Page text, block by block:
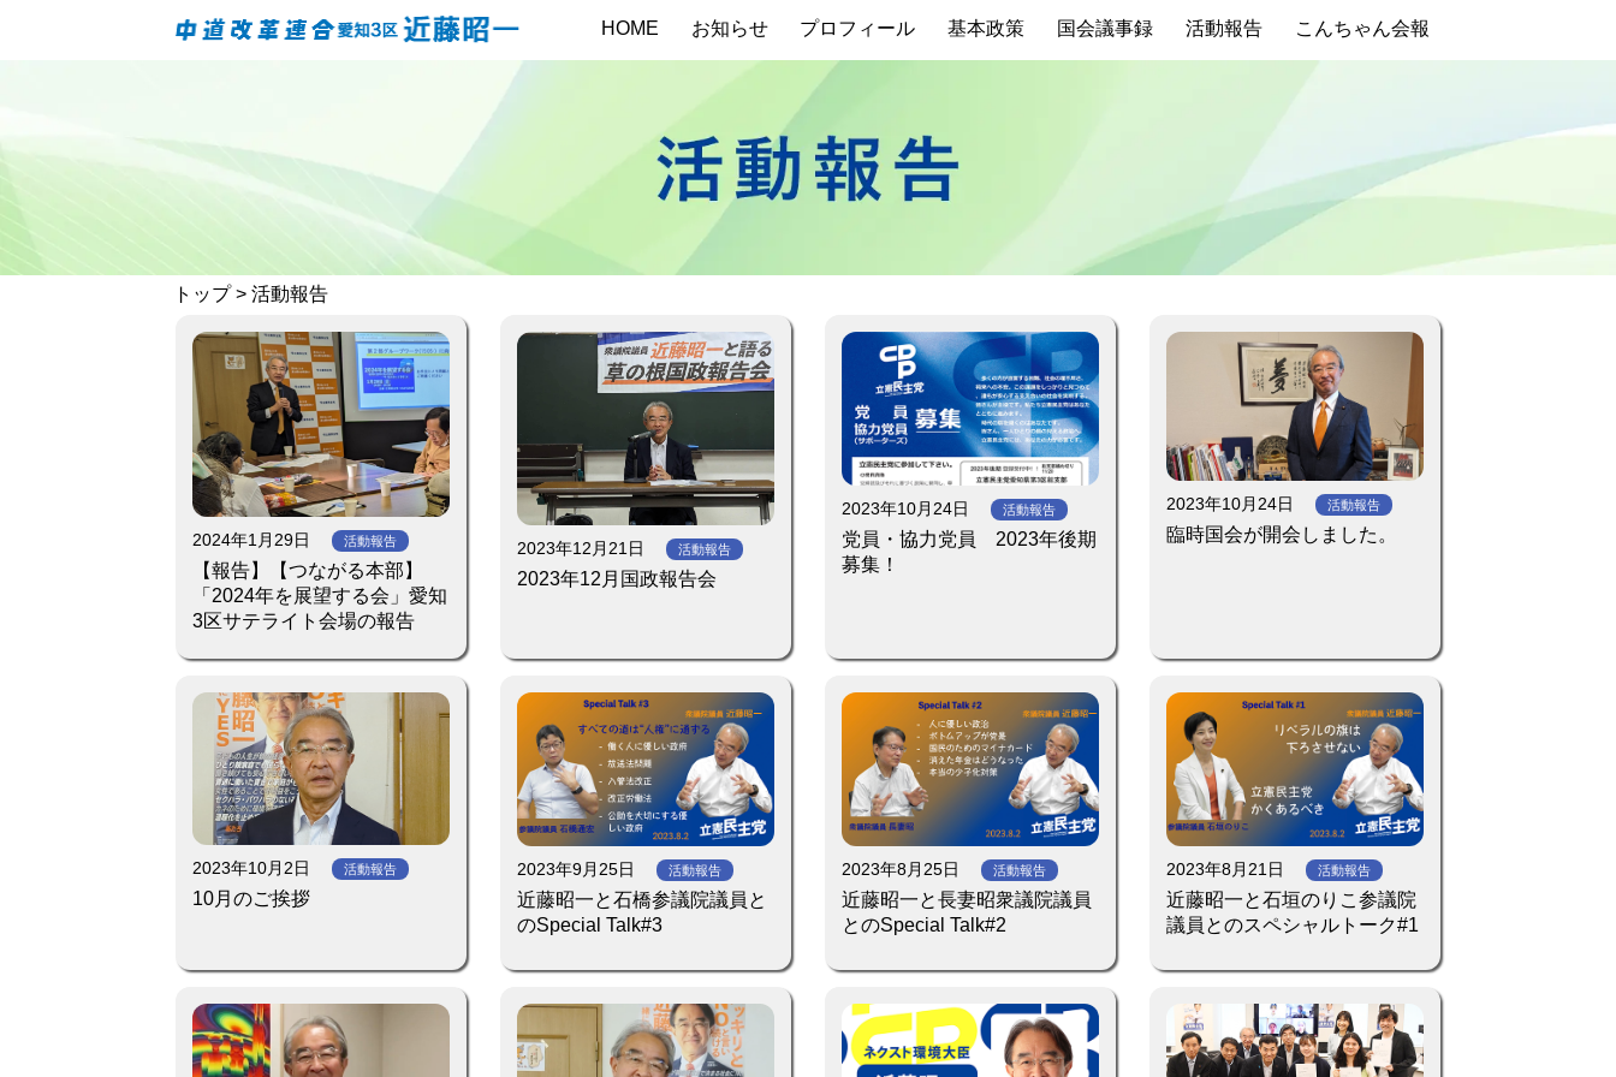
HOME お知らせ プロフィール 基本政策 国会議事録 活動報告 こんちゃん会報
トップ> 活動報告
2024年1月29日 活動報告
【報告】【つながる本部】
「2024年を展望する会」愛知
3区サテライト会場の報告
2023年12月21日 活動報告
2023年12月国政報告会
2023年10月24日 活動報告
党員・協力党員 2023年後期
募集！
2023年10月24日 活動報告
臨時国会が開会しました。
2023年10月2日 活動報告
10月のご挨拶
2023年9月25日 活動報告
近藤昭一と石橋参議院議員と
のSpecial Talk#3
2023年8月25日 活動報告
近藤昭一と長妻昭衆議院議員
とのSpecial Talk#2
2023年8月21日 活動報告
近藤昭一と石垣のりこ参議院
議員とのスペシャルトーク#1